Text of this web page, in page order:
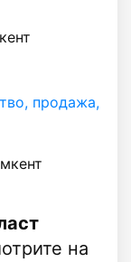
продажа,
на